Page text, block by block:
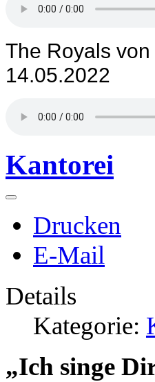
The Royals
14.05.2022
Kantorei
Drucken
E-Mail
Details
Kategorie:
„Ich singe